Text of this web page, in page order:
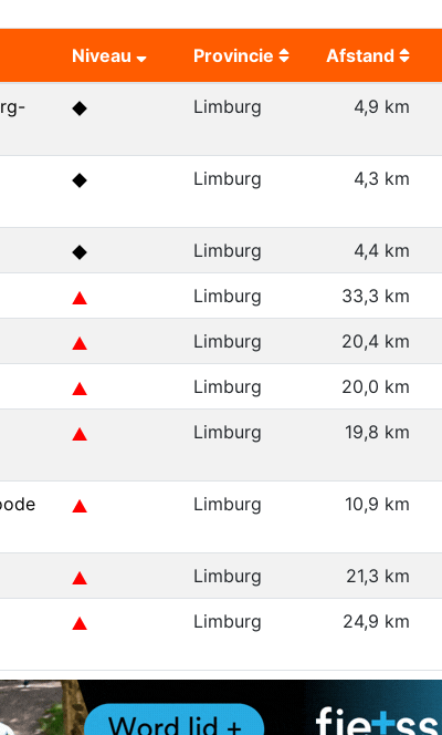
Niveau Provincie Afstand
Limburg 4,9 km
Limburg 4,3 km
Limburg 4,4 km
Limburg 33,3 km
Limburg 20,4 km
Limburg 20,0 km
Limburg 19,8 km
Limburg 10,9 km
Limburg 21,3 km
Limburg 24,9 km